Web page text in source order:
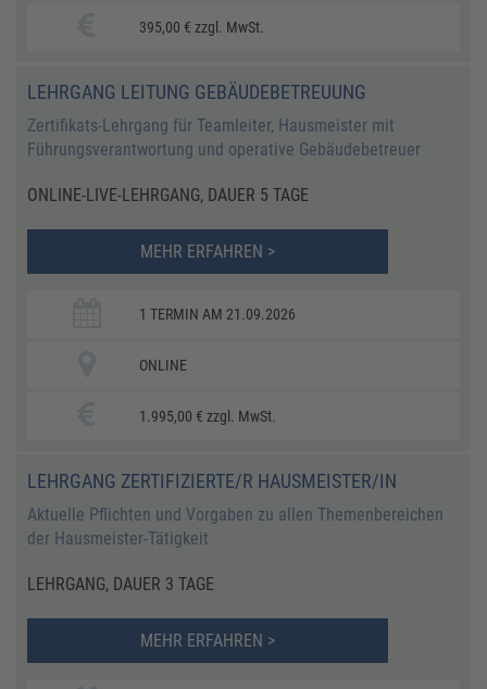
395,00 € zzgl. MwSt.
LEHRGANG LEITUNG GEBÄUDEBETREUUNG
Zertifikats-Lehrgang für Teamleiter, Hausmeister mit
Führungsverantwortung und operative Gebäudebetreuer
ONLINE-LIVE-LEHRGANG, DAUER 5 TAGE
MEHR ERFAHREN >
1 TERMIN AM 21.09.2026
ONLINE
1.995,00 € zzgl. MwSt.
LEHRGANG ZERTIFIZIERTE/R HAUSMEISTER/IN
Aktuelle Pflichten und Vorgaben zu allen Themenbereichen
der Hausmeister-Tätigkeit
LEHRGANG, DAUER 3 TAGE
MEHR ERFAHREN >